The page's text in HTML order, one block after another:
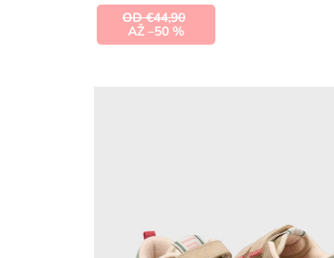
OD €44,90
AŽ –50 %